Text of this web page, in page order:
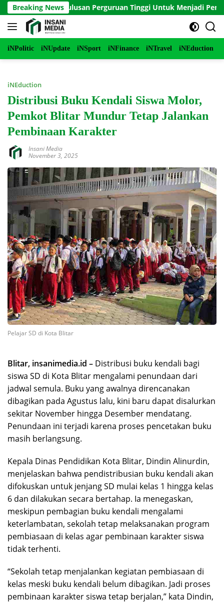
Langsung
ke
konten
Breaking News
Lulusan Perguruan Tinggi Untuk Menjadi Pemimpin
iNPolitic iNUpdate iNSport iNFinance iNTravel iNEduction
iNEduction
Distribusi Buku Kendali Siswa Molor,
Pemkot Blitar Mundur Tetap Jalankan
Pembinaan Karakter
Insani Media
November 3, 2025
Pelajar SD di Kota Blitar
Blitar, insanimedia.id – Distribusi buku kendali bagi
siswa SD di Kota Blitar mengalami penundaan dari
jadwal semula. Buku yang awalnya direncanakan
dibagikan pada Agustus lalu, kini baru dapat disalurkan
sekitar November hingga Desember mendatang.
Penundaan ini terjadi karena proses pencetakan buku
masih berlangsung.
Kepala Dinas Pendidikan Kota Blitar, Dindin Alinurdin,
menjelaskan bahwa pendistribusian buku kendali akan
difokuskan untuk jenjang SD mulai kelas 1 hingga kelas
6 dan dilakukan secara bertahap. Ia menegaskan,
meskipun pembagian buku kendali mengalami
keterlambatan, sekolah tetap melaksanakan program
pembiasaan di kelas agar pembinaan karakter siswa
tidak terhenti.
“Sekolah tetap menjalankan kegiatan pembiasaan di
kelas meski buku kendali belum dibagikan. Jadi proses
pembinaan karakter siswa tetap berjalan,” kata Dindin,